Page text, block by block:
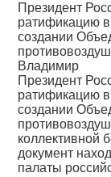
Президент
ратификацию
создании
Владимир
Президент
ратификацию
создании
коллективной
документ
палаты